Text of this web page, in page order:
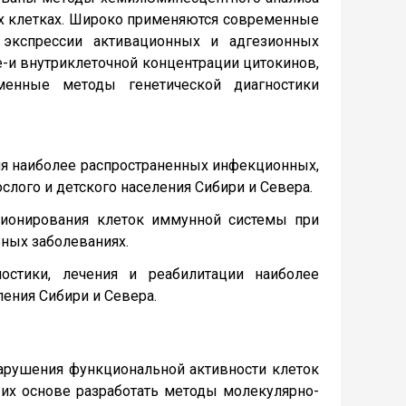
клетках. Широко применяются современные
активационных и адгезионных
внутриклеточной концентрации цитокинов,
методы генетической диагностики
наиболее распространенных инфекционных,
и детского населения Сибири и Севера.
клеток иммунной системы при
заболеваниях.
лечения и реабилитации наиболее
Сибири и Севера.
функциональной активности клеток
основе разработать методы молекулярно-